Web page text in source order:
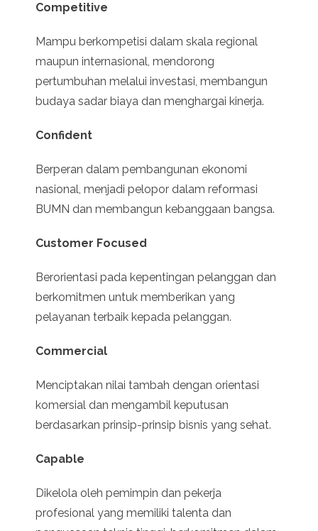
Competitive
Mampu berkompetisi dalam skala regional
maupun internasional, mendorong
pertumbuhan melalui investasi, membangun
budaya sadar biaya dan menghargai kinerja.
Confident
Berperan dalam pembangunan ekonomi
nasional, menjadi pelopor dalam reformasi
BUMN dan membangun kebanggaan bangsa.
Customer Focused
Berorientasi pada kepentingan pelanggan dan
berkomitmen untuk memberikan yang
pelayanan terbaik kepada pelanggan.
Commercial
Menciptakan nilai tambah dengan orientasi
komersial dan mengambil keputusan
berdasarkan prinsip-prinsip bisnis yang sehat.
Capable
Dikelola oleh pemimpin dan pekerja
profesional yang memiliki talenta dan